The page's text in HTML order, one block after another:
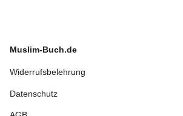
Muslim-Buch.de
Widerrufsbelehrung
Datenschutz